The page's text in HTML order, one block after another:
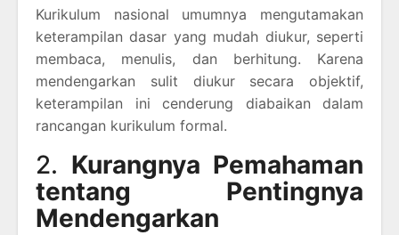
Kurikulum nasional umumnya mengutamakan
keterampilan dasar yang mudah diukur, seperti
membaca, menulis, dan berhitung. Karena
mendengarkan sulit diukur secara objektif,
keterampilan ini cenderung diabaikan dalam
rancangan kurikulum formal.
2. Kurangnya Pemahaman
tentang Pentingnya
Mendengarkan